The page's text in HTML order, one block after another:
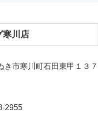
寒川店
き市寒川町石田東甲１３７
2955